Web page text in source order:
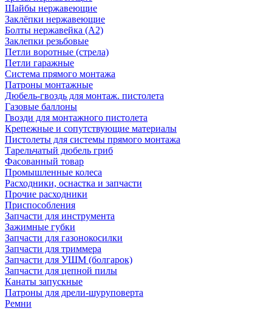
Шайбы нержавеющие
Заклёпки нержавеющие
Болты нержавейка (А2)
Заклепки резьбовые
Петли воротные (стрела)
Петли гаражные
Система прямого монтажа
Патроны монтажные
Дюбель-гвоздь для монтаж. пистолета
Газовые баллоны
Гвозди для монтажного пистолета
Крепежные и сопутствующие материалы
Пистолеты для системы прямого монтажа
Тарельчатый дюбель гриб
Фасованный товар
Промышленные колеса
Расходники, оснастка и запчасти
Прочие расходники
Приспособления
Запчасти для инструмента
Зажимные губки
Запчасти для газонокосилки
Запчасти для триммера
Запчасти для УШМ (болгарок)
Запчасти для цепной пилы
Канаты запускные
Патроны для дрели-шуруповерта
Ремни